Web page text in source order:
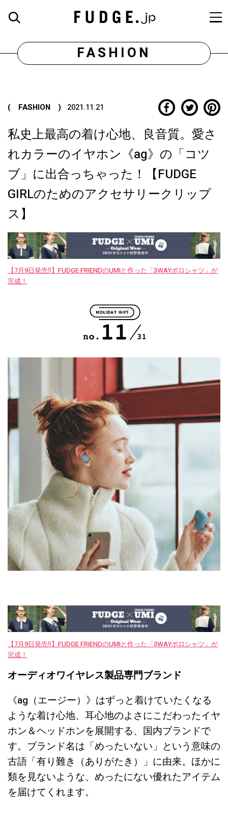
FASHION
( FASHION ) 2021.11.21
私史上最高の着け心地、良音質。愛さ
れカラーのイヤホン《ag》の「コツ
ブ」に出合っちゃった！【FUDGE
GIRLのためのアクセサリークリップ
ス】
【7月9日発売‼︎】FUDGE FRIENDのUMIと作った「3WAYポロシャツ」が
完成！
【7月9日発売‼︎】FUDGE FRIENDのUMIと作った「3WAYポロシャツ」が
完成！
オーディオワイヤレス製品専門ブランド
《ag（エージー）》はずっと着けていたくなる
ような着け心地、耳心地のよさにこだわったイヤ
ホン＆ヘッドホンを展開する、国内ブランドで
す。ブランド名は「めったいない」という意味の
古語「有り難き（ありがたき）」に由来。ほかに
類を見ないような、めったにない優れたアイテム
を届けてくれます。